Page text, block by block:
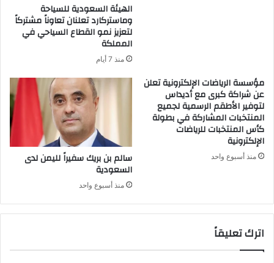
الهيئة السعودية للسياحة
وماستركارد تعلنان تعاوناً مشتركاً
لتعزيز نمو القطاع السياحي في
المملكة
منذ 7 أيام
مؤسسة الرياضات الإلكترونية تعلن
عن شراكة كبرى مع أديداس
لتوفير الأطقم الرسمية لجميع
المنتخبات المشاركة في بطولة
كأس المنتخبات للرياضات
الإلكترونية
منذ أسبوع واحد سالم بن بريك سفيراً لليمن لدى
السعودية
منذ أسبوع واحد
اترك تعليقاً